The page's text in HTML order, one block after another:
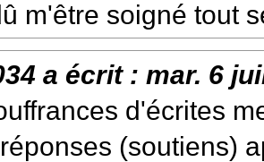
m'être soigné tout
a écrit :mar. 6
d'écrites
(soutiens)